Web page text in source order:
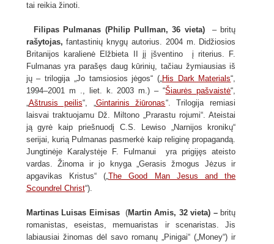
tai reikia žinoti.
Filipas Pulmanas (Philip Pullman, 36 vieta)
– britų
rašytojas, fantastinių knygų autorius. 2004 m. Didžiosios
Britanijos karalienė Elžbieta II jį įšventino į riterius. F.
Fulmanas yra parašęs daug kūrinių, tačiau žymiausias iš
jų – trilogija „Jo tamsiosios jėgos“ („His Dark Materials“,
1994–2001 m ., liet. k. 2003 m.) – “Šiaurės pašvaistė“,
„Aštrusis peilis“, „Gintarinis žiūronas“. Trilogija remiasi
laisvai traktuojamu Dž. Miltono „Prarastu rojumi“. Ateistai
ją gyrė kaip priešnuodį C.S. Lewiso „Narnijos kronikų“
serijai, kurią Pulmanas pasmerkė kaip religinę propagandą.
Jungtinėje Karalystėje F. Fulmanui yra prigijęs ateisto
vardas. Žinoma ir jo knyga „Gerasis žmogus Jėzus ir
apgavikas Kristus“ („The Good Man Jesus and the
Scoundrel Christ“).
Martinas Luisas Eimisas(Martin Amis, 32 vieta) –britų
romanistas, eseistas, memuaristas ir scenaristas. Jis
labiausiai žinomas dėl savo romanų „Pinigai“ („Money“) ir